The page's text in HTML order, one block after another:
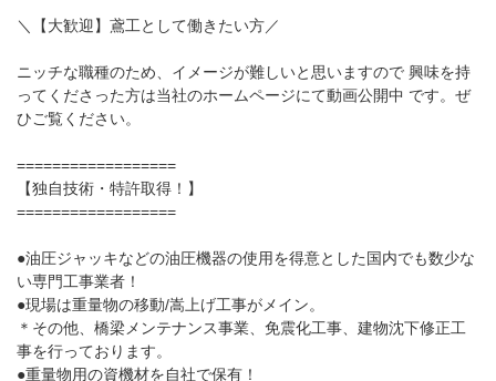
＼【大歓迎】鳶工として働きたい方／
ニッチな職種のため、イメージが難しいと思いますので 興味を持
ってくださった方は当社のホームページにて動画公開中 です。ぜ
ひご覧ください。
==================
【独自技術・特許取得！】
==================
●油圧ジャッキなどの油圧機器の使用を得意とした国内でも数少な
い専門工事業者！
●現場は重量物の移動/嵩上げ工事がメイン。
＊その他、橋梁メンテナンス事業、免震化工事、建物沈下修正工
事を行っております。
●重量物用の資機材を自社で保有！